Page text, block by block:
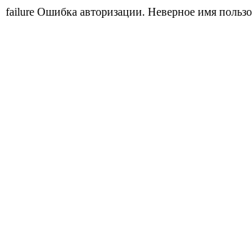
failure Ошибка авторизации. Неверное имя